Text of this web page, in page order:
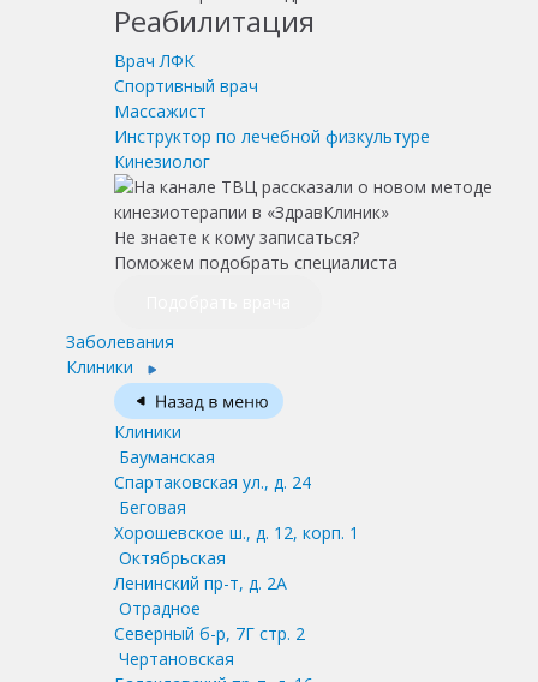
Реабилитация
Врач ЛФК
Спортивный врач
Массажист
Инструктор по лечебной физкультуре
Кинезиолог
Не знаете к кому записаться?
Поможем подобрать специалиста
Заболевания
Клиники
Клиники
Бауманская
Спартаковская ул., д. 24
Беговая
Хорошевское ш., д. 12, корп. 1
Октябрьская
Ленинский пр-т, д. 2А
Отрадное
Северный б-р, 7Г стр. 2
Чертановская